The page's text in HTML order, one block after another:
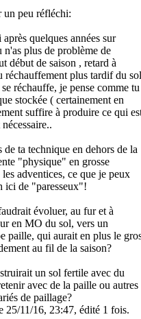
un peu réfléchi:
quelques années sur
plus de problème de
début de saison , retard à
réchauffement plus tardif du sol
réchauffe, je pense comme tu
stockée ( certainement en
suffire à produire ce qui
ta technique en dehors de la
"physique" en grosse
adventices, ce que je peux
ici de "paresseux"!
évoluer, au fur et à
en MO du sol, vers un
paille, qui aurait en plus le
au fil de la saison?
un sol fertile avec du
avec de la paille ou autres
de paillage?
25/11/16, 23:47, édité 1 fois.